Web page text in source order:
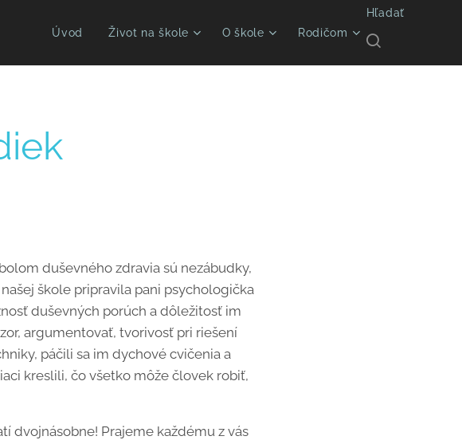
Úvod Život na škole O škole Rodičom
Hľadať
duševného zdravia sú nezábudky,
škole pripravila pani psychologička
duševných porúch a dôležitosť im
argumentovať, tvorivosť pri riešení
páčili sa im dychové cvičenia a
kreslili, čo všetko môže človek robiť,
dvojnásobne! Prajeme každému z vás